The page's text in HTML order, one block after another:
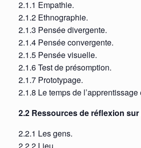
2.1.1 Empathie.
2.1.2 Ethnographie.
2.1.3 Pensée divergente.
2.1.4 Pensée convergente.
2.1.5 Pensée visuelle.
2.1.6 Test de présomption.
2.1.7 Prototypage.
2.1.8 Le temps de
2.2 Ressources de réflexion
2.2.1 Les gens.